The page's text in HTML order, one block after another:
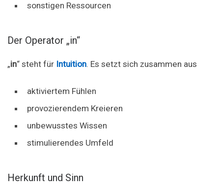
sonstigen Ressourcen
Der Operator „in“
„in“ steht für Intuition. Es setzt sich zusammen aus
aktiviertem Fühlen
provozierendem Kreieren
unbewusstes Wissen
stimulierendes Umfeld
Herkunft und Sinn